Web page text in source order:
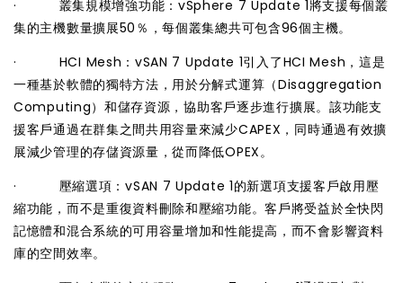
· 叢集規模增強功能：vSphere 7 Update 1將支援每個叢
集的主機數量擴展50％，每個叢集總共可包含96個主機。
· HCI Mesh：vSAN 7 Update 1引入了HCI Mesh，這是
一種基於軟體的獨特方法，用於分解式運算（Disaggregation
Computing）和儲存資源，協助客戶逐步進行擴展。該功能支
援客戶通過在群集之間共用容量來減少CAPEX，同時通過有效擴
展減少管理的存儲資源量，從而降低OPEX。
· 壓縮選項：vSAN 7 Update 1的新選項支援客戶啟用壓
縮功能，而不是重復資料刪除和壓縮功能。客戶將受益於全快閃
記憶體和混合系統的可用容量增加和性能提高，而不會影響資料
庫的空間效率。